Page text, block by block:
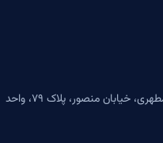
تهران، خیابان ولیعصر، ابتدای خیابان مطهری، خیابان منصور، پلاک ۷۹، واحد